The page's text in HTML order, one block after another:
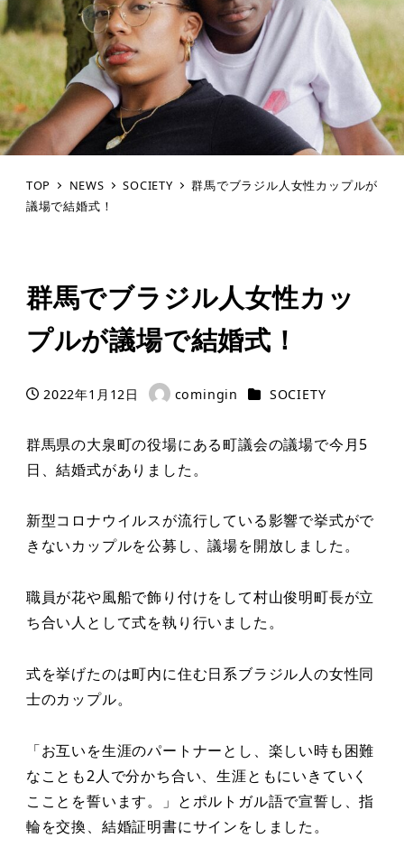
TOP NEWS SOCIETY
群馬でブラジル人女性カップルが
議場で結婚式！
群馬でブラジル人女性カッ
プルが議場で結婚式！
投稿日
2022年1月12日
著
comingin カテゴリー
SOCIETY
群馬県の大泉町の役場にある町議会の議場で今月5
日、結婚式がありました。
新型コロナウイルスが流行している影響で挙式がで
きないカップルを公募し、議場を開放しました。
職員が花や風船で飾り付けをして村山俊明町長が立
ち合い人として式を執り行いました。
式を挙げたのは町内に住む日系ブラジル人の女性同
士のカップル。
「お互いを生涯のパートナーとし、楽しい時も困難
なことも2人で分かち合い、生涯ともにいきていく
こことを誓います。」とポルトガル語で宣誓し、指
輪を交換、結婚証明書にサインをしました。